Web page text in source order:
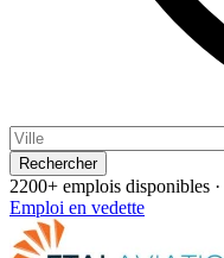
Rechercher
2200+ emplois disponibles ·
Emploi en vedette